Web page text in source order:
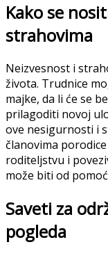
Kako se
strahovima
Neizvesnost i
života. Trudnice
majke, da li će se
prilagoditi novoj
ove nesigurnosti i
članovima
roditeljstvu i
može biti od
Saveti za
pogleda